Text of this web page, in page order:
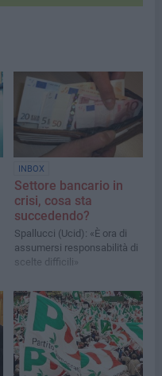
INBOX
Settore bancario in
crisi, cosa sta
succedendo?
Spallucci (Ucid): «È ora di
assumersi responsabilità di
scelte difficili»